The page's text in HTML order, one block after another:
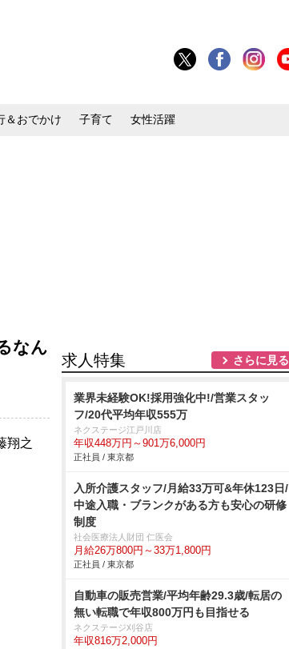
＆おでかけ 子育て 女性活躍
なん
翔之
求人特集 さらに見る
業界未経験OK!採用強化中!/営業スタッ
フ/20代平均年収555万
ネクステージ江戸川店
年収448万円～901万6,000円
正社員 / 東京都
入所介護スタッフ/月給33万可&年休123日/
中途入職・ブランクがある方も安心の研修
制度
社会医療法人財団 仁医会
月給26万800円～33万1,800円
正社員 / 東京都
自動車の販売営業/平均年齢29.3歳/転居の
無い転職で年収800万円も目指せる
ネクステージ刈谷店
年収816万2,000円